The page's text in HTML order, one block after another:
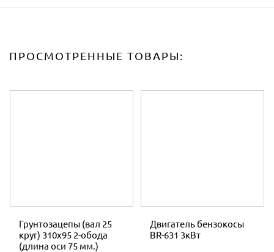
ПРОСМОТРЕННЫЕ ТОВАРЫ:
Грунтозацепы (вал 25
круг) 310х95 2-обода
(длина оси 75 мм.)
Двигатель бензокосы
BR-631 3кВт